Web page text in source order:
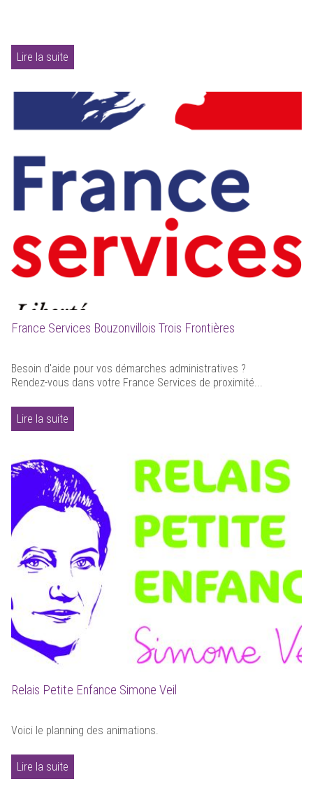
Lire la suite
France Services Bouzonvillois Trois Frontières
Besoin d'aide pour vos démarches administratives ?
Rendez-vous dans votre France Services de proximité...
Lire la suite
Relais Petite Enfance Simone Veil
Voici le planning des animations.
Lire la suite